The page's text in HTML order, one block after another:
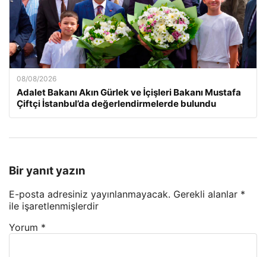
08/08/2026
Adalet Bakanı Akın Gürlek ve İçişleri Bakanı Mustafa
Çiftçi İstanbul’da değerlendirmelerde bulundu
Bir yanıt yazın
E-posta adresiniz yayınlanmayacak. Gerekli alanlar *
ile işaretlenmişlerdir
Yorum *